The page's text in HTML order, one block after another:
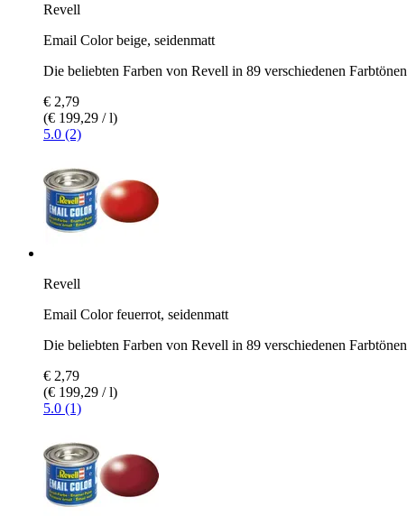
Revell
Email Color beige, seidenmatt
Die beliebten Farben von Revell in 89 verschiedenen Farbtönen
€ 2,79
(€ 199,29 / l)
5.0 (2)
Revell
Email Color feuerrot, seidenmatt
Die beliebten Farben von Revell in 89 verschiedenen Farbtönen
€ 2,79
(€ 199,29 / l)
5.0 (1)